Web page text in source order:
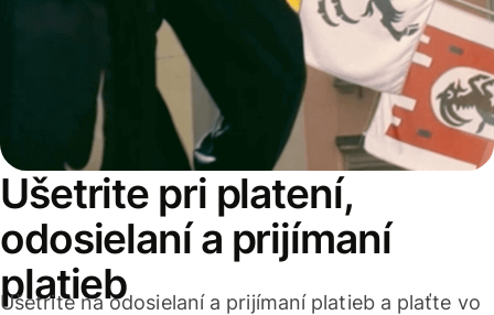
Ušetrite pri platení,
odosielaní a prijímaní
platieb
Ušetrite na odosielaní a prijímaní platieb a plaťte vo